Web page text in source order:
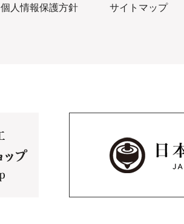
個人情報保護方針 サイトマップ